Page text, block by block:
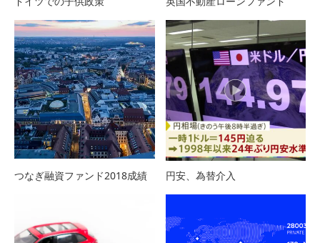
つなぎ融資ファンド2018成績 円安、為替介入